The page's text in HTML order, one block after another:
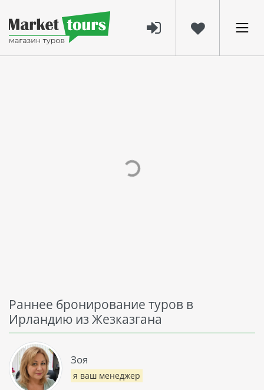
Раннее бронирование туров в
Ирландию из Жезказгана
Зоя
я ваш менеджер